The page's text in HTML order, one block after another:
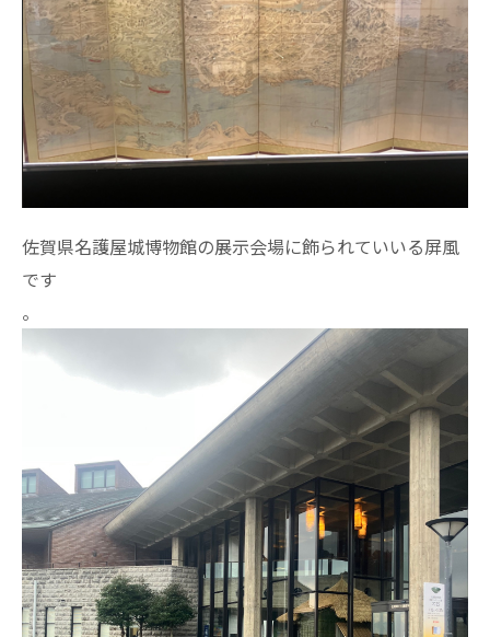
佐賀県名護屋城博物館の展示会場に飾られていいる屏風
です
。